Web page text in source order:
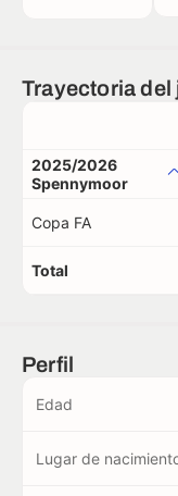
Trayectoria del
2025/2026
Spennymoor
Copa FA
Total
Perfil
Edad
Lugar de